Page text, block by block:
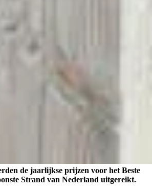
de jaarlijkse prijzen voor het Beste
Strand van Nederland uitgereikt.